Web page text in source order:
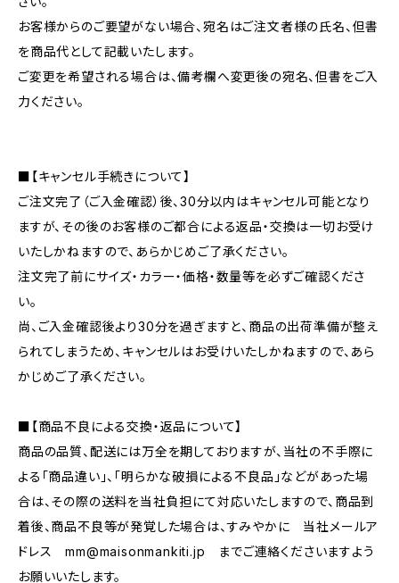
お客様からのご要望がない場合、宛名はご注文者様の氏名、但書
を商品代として記載いたします。
ご変更を希望される場合は、備考欄へ変更後の宛名、但書をご入
力ください。
■【キャンセル手続きについて】
ご注文完了（ご入金確認）後、30分以内はキャンセル可能となり
ますが、その後のお客様のご都合による返品・交換は一切お受け
いたしかねますので、あらかじめご了承ください。
注文完了前にサイズ・カラー・価格・数量等を必ずご確認くださ
い。
尚、ご入金確認後より30分を過ぎますと、商品の出荷準備が整え
られてしまうため、キャンセルはお受けいたしかねますので、あら
かじめご了承ください。
■【商品不良による交換・返品について】
商品の品質、配送には万全を期しておりますが、当社の不手際に
よる「商品違い」、「明らかな破損による不良品」などがあった場
合は、その際の送料を当社負担にて対応いたしますので、商品到
着後、商品不良等が発覚した場合は、すみやかに 当社メールア
ドレスmm@maisonmankiti.jp までご連絡くださいますよう
お願いいたします。